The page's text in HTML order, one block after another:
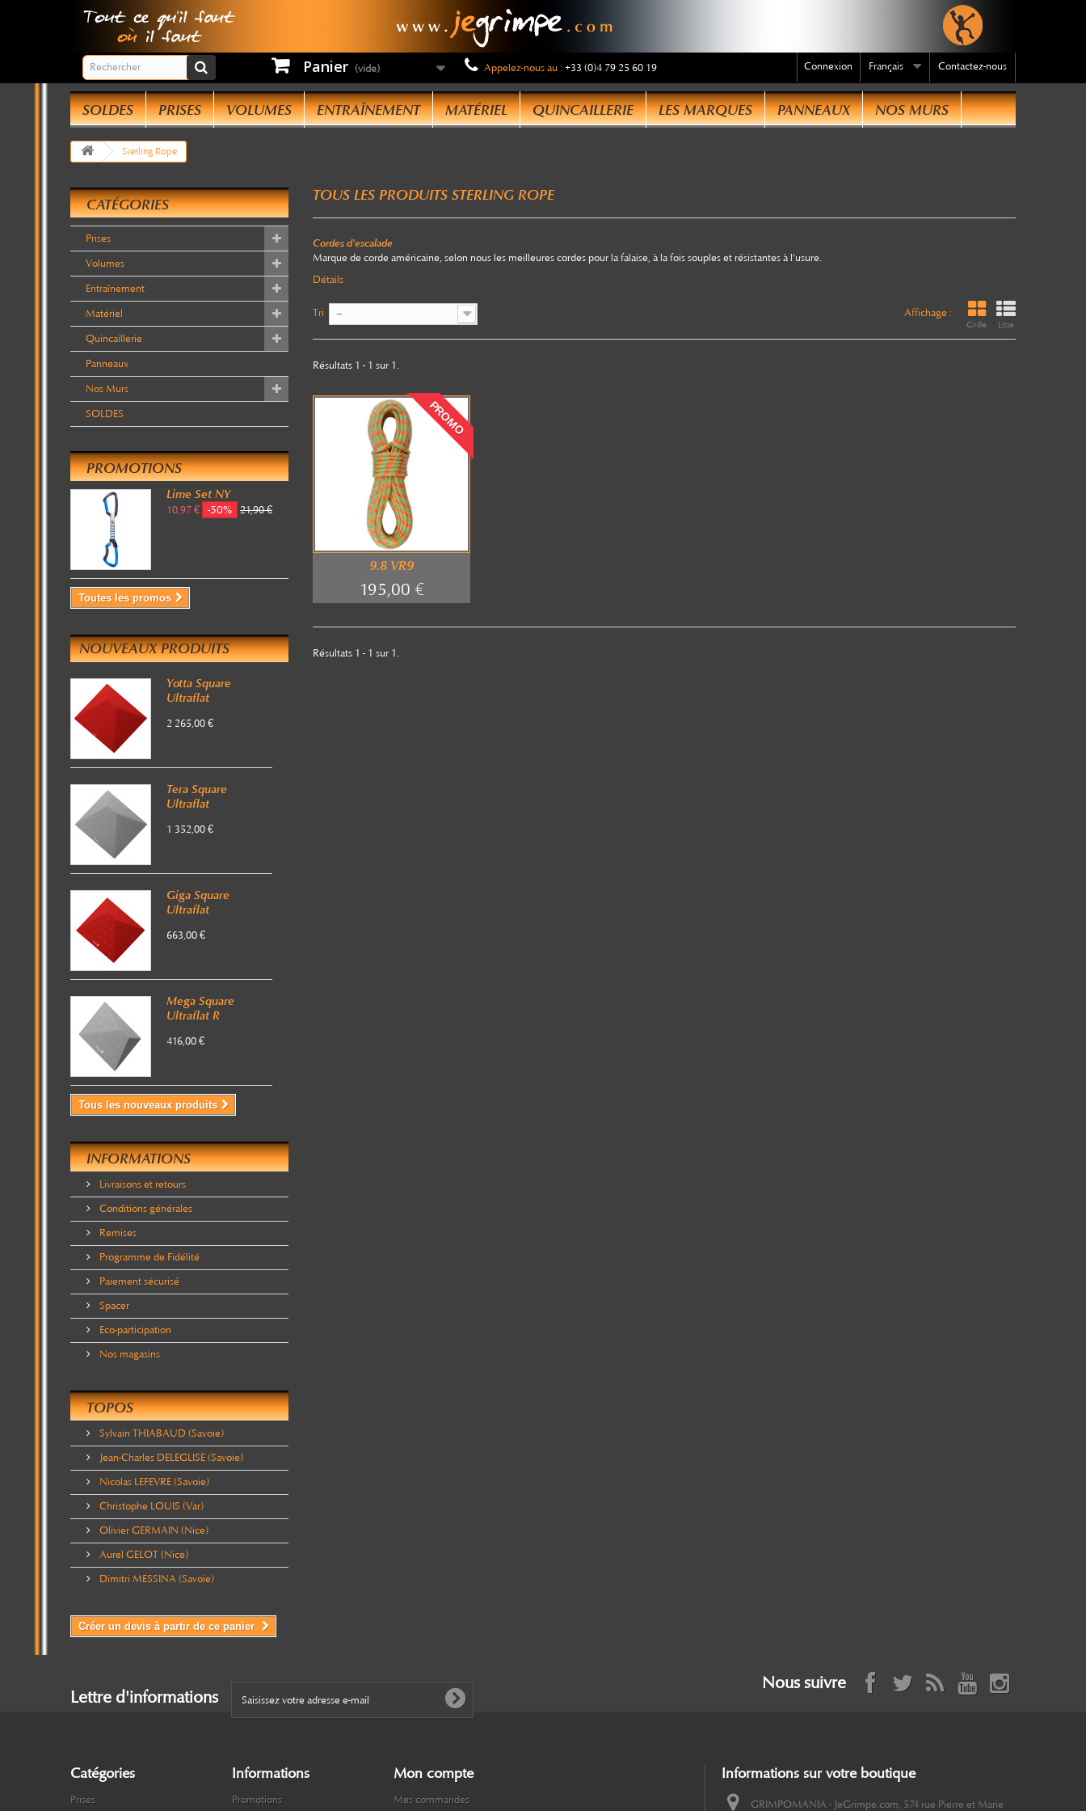
Nous utilisons des cookies
ciblées, pour analyser le trafic de notre site et pour comprendre
la provenance de nos visiteurs.
J'accepte
Panier (vide) Contactez-nous
Appelez-nous au : +33 (0)4 79 25 60 19 Français
Connexion
SOLDES PRISES VOLUMES ENTRAÎNEMENT MATÉRIEL QUINCAILLERIE LES MARQUES PANNEAUX NOS MURS
Sterling Rope
CATÉGORIES
Prises
Volumes
Entraînement
Matériel
Quincaillerie
Panneaux
Nos Murs
SOLDES
PROMOTIONS
Lime Set NY
10,97 € -50% 21,90 €
Toutes les promos
NOUVEAUX PRODUITS
Yotta Square
Ultraflat
2 265,00 €
Tera Square
Ultraflat
1 352,00 €
Giga Square
Ultraflat
663,00 €
Mega Square
Ultraflat R
416,00 €
Tous les nouveaux produits
INFORMATIONS
Livraisons et retours
Conditions générales
Remises
Programme de Fidélité
Paiement sécurisé
Spacer
Eco-participation
Nos magasins
TOPOS
Sylvain THIABAUD (Savoie)
Jean-Charles DELEGLISE (Savoie)
Nicolas LEFEVRE (Savoie)
Christophe LOUIS (Var)
Olivier GERMAIN (Nice)
Aurel GELOT (Nice)
Dimitri MESSINA (Savoie)
Créer un devis à partir de ce panier
TOUS LES PRODUITS STERLING ROPE
Cordes d'escalade
Marque de corde américaine, selon nous les meilleures cordes pour la falaise, à la fois souples et résistantes à l'usure.
Détails
Affichage :
Grille Liste
Tri --
Résultats 1 - 1 sur 1.
PROMO
9.8 VR9
195,00 €
Résultats 1 - 1 sur 1.
Lettre d'informations
Nous suivre
Catégories
Prises
Informations
Promotions
Mon compte
Mes commandes
Informations sur votre boutique
GRIMPOMANIA - JeGrimpe.com, 574 rue Pierre et Marie